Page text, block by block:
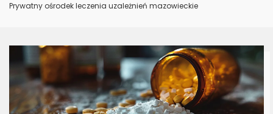
Prywatny ośrodek leczenia uzależnień mazowieckie